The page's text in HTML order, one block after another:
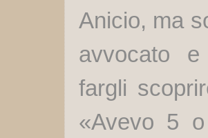
Anicio, ma
avvocato
fargli
«Avevo 5